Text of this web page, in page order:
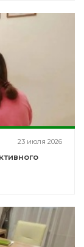
23 июля 2026